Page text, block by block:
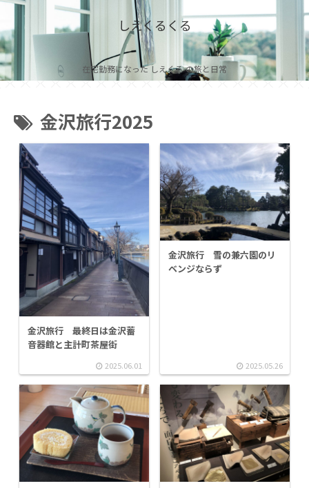
しえくるくる
在宅勤務になった しえくる の旅と日常
金沢旅行2025
金沢旅行 最終日は金沢蓄
音器館と主計町茶屋街
2025.06.01
金沢旅行 雪の兼六園のリ
ベンジならず
2025.05.26